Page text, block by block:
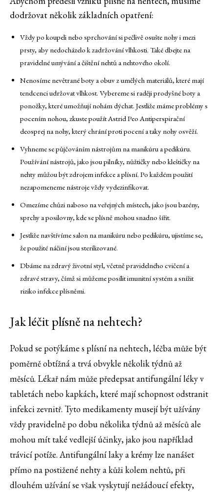
dodržovat několik základních opatření:
Vždy po koupeli nebo sprchování si pečlivě osušte nohy i mezi
prsty, aby nedocházelo k zadržování vlhkosti. Také dbejte na
pravidelné umývání a čištění nehtů a nehtového okolí.
Nenosíme nevětrané boty a obuv z umělých materiálů, které mají
tendcenci udržovat vlhkost. Vybereme si raději prodyšné boty a
ponožky, které umožňují nohám dýchat. Jestliže máme problémy s
pocením nohou, zkuste použít Astrid Peo Antiperspirační
deosprej na nohy, který chrání proti pocení a taky nohy osvěží.
Vyhneme se půjčováním nástrojům na manikúru a pedikúru.
Používání nástrojů, jako jsou pilníky, nůžtičky nebo kleštičky na
nehty můžou být zdrojem infekce a plísní. Po každém použití
nezapomeneme nástroje vždy vydezinfikovat.
Omezíme chůzi naboso na veřejných místech, jako jsou bazény,
sprchy a posilovny, kde se plísně mohou snadno šířit.
Jestliže navštívíme salon na manikúru nebo pedikúru, ujistíme se,
že použité náčiní jsou sterilizované.
Dbáme na zdravý životní styl, včetně pravidelného cvičení a
zdravé stravy, čímž si můžeme posílit imunitní systém a snížit
riziko infekce plísněmi.
Jak léčit plísně na nehtech?
Pokud se potýkáme s plísní na nehtech, léčba může být
poměrně obtížná a trvá obvykle několik týdnů až
měsíců. Lékař nám může předepsat antifungální léky v
tabletách nebo kapkách, které mají schopnost odstranit
infekci zevnitř. Tyto medikamenty musejí být užívány
vždy pravidelně po dobu několika týdnů až měsíců ale
mohou mít také vedlejší účinky, jako jsou například
trávicí potíže. Antifungální laky a krémy lze nanášet
přímo na postižené nehty a kůži kolem nehtů, při
dlouhém užívání se však vyskytují nežádoucí efekty,